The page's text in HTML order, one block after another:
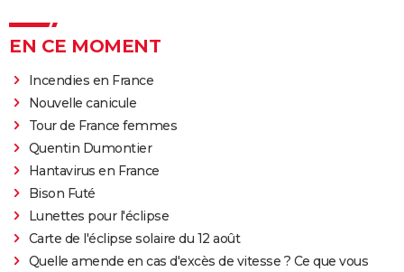
EN CE MOMENT
Incendies en France
Nouvelle canicule
Tour de France femmes
Quentin Dumontier
Hantavirus en France
Bison Futé
Lunettes pour l'éclipse
Carte de l'éclipse solaire du 12 août
Quelle amende en cas d'excès de vitesse ? Ce que vous